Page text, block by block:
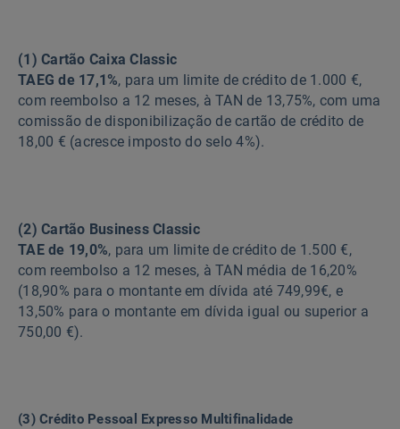
(1) Cartão Caixa Classic
TAEG de 17,1%, para um limite de crédito de 1.000 €,
com reembolso a 12 meses, à TAN de 13,75%, com uma
comissão de disponibilização de cartão de crédito de
18,00 € (acresce imposto do selo 4%).
(2) Cartão Business Classic
TAE de 19,0%, para um limite de crédito de 1.500 €,
com reembolso a 12 meses, à TAN média de 16,20%
(18,90% para o montante em dívida até 749,99€, e
13,50% para o montante em dívida igual ou superior a
750,00 €).
(3) Crédito Pessoal Expresso Multifinalidade